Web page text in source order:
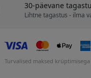
30-päevane
Lihtne tagastus - ilma
Turvalised maksed krüptimisega